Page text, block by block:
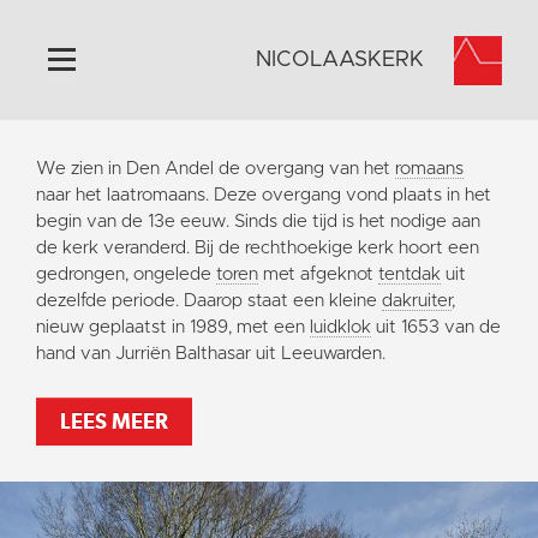
Home
Algemeen
Historie
Omgeving
Activiteiten
Steun ons
Contact
Vaktaal
NICOLAASKERK
We zien in Den Andel de overgang van het romaans
naar het laatromaans. Deze overgang vond plaats in het
begin van de 13e eeuw. Sinds die tijd is het nodige aan
de kerk veranderd. Bij de rechthoekige kerk hoort een
gedrongen, ongelede toren met afgeknot tentdak uit
dezelfde periode. Daarop staat een kleine dakruiter,
nieuw geplaatst in 1989, met een luidklok uit 1653 van de
hand van Jurriën Balthasar uit Leeuwarden.
LEES MEER